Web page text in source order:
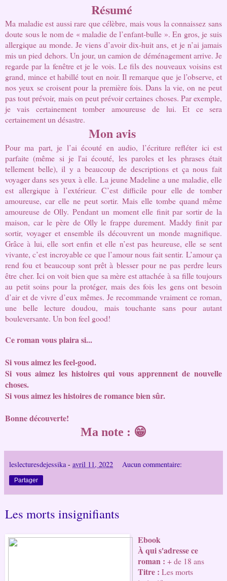
Résumé
Ma maladie est aussi rare que célèbre, mais vous la connaissez sans
doute sous le nom de « maladie de l’enfant-bulle ». En gros, je suis
allergique au monde. Je viens d’avoir dix-huit ans, et je n’ai jamais
mis un pied dehors. Un jour, un camion de déménagement arrive. Je
regarde par la fenêtre et je le vois. Le fils des nouveaux voisins est
grand, mince et habillé tout en noir. Il remarque que je l’observe, et
nos yeux se croisent pour la première fois. Dans la vie, on ne peut
pas tout prévoir, mais on peut prévoir certaines choses. Par exemple,
je vais certainement tomber amoureuse de lui. Et ce sera
certainement un désastre.
Mon avis
Pour ma part, je l’ai écouté en audio, l’écriture refléter ici est
parfaite (même si je l'ai écouté, les paroles et les phrases était
tellement belle), il y a beaucoup de descriptions et ça nous fait
voyager dans ses yeux à elle. La jeune Madeline a une maladie, elle
est allergique à l’extérieur. C’est difficile pour elle de tomber
amoureuse, car elle ne peut sortir. Mais elle tombe quand même
amoureuse de Olly. Pendant un moment elle finit par sortir de la
maison, car le père de Olly le frappe durement. Maddy finit par
sortir, voyager et ensemble ils découvrent un monde magnifique.
Grâce à lui, elle sort enfin et elle n’est pas heureuse, elle se sent
vivante, c’est incroyable ce que l’amour nous fait sentir. L’amour ça
rend fou et beaucoup sont prêt à blesser pour ne pas perdre leurs
être cher. Ici on voit bien que sa mère est attachée à sa fille toujours
au petit soins pour la protéger, mais des fois les gens ont besoin
d’air et de vivre d’eux mêmes. Je recommande vraiment ce roman,
une belle lecture doudou, mais touchante sans pour autant
bouleversante. Un bon feel good!
Ce roman vous plaira si...
Si vous aimez les feel-good.
Si vous aimez les histoires qui vous apprennent de nouvelle
choses.
Si vous aimez les histoires de romance bien sûr.
Bonne découverte!
Ma note : 😁
leslecturesdejessika - avril 11, 2022 Aucun commentaire:
Partager
Les morts insignifiants
Ebook
À qui s'adresse ce
roman : + de 18 ans
Titre : Les morts